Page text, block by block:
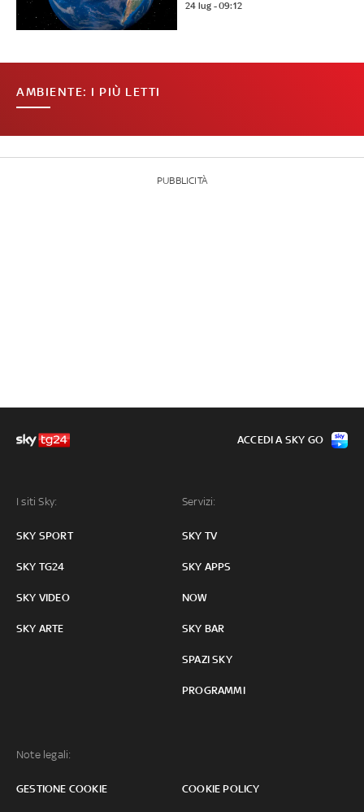
24 lug - 09:12
AMBIENTE: I PIÙ LETTI
PUBBLICITÀ
I siti Sky:
SKY SPORT
SKY TG24
SKY VIDEO
SKY ARTE
Servizi:
SKY TV
SKY APPS
NOW
SKY BAR
SPAZI SKY
PROGRAMMI
Note legali:
GESTIONE COOKIE COOKIE POLICY
ACCEDI A SKY GO